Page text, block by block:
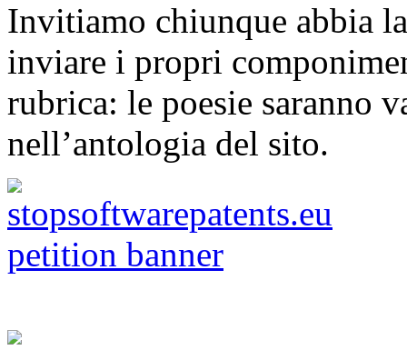
Invitiamo chiunque abbia
inviare i propri
rubrica: le poesie saranno
nell’antologia del sito.